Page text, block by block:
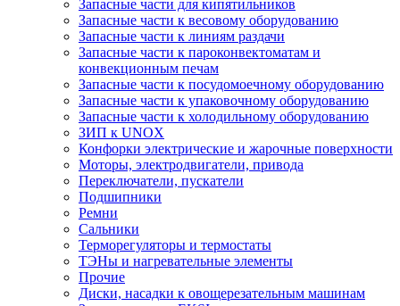
Запасные части для кипятильников
Запасные части к весовому оборудованию
Запасные части к линиям раздачи
Запасные части к пароконвектоматам и
конвекционным печам
Запасные части к посудомоечному оборудованию
Запасные части к упаковочному оборудованию
Запасные части к холодильному оборудованию
ЗИП к UNOX
Конфорки электрические и жарочные поверхности
Моторы, электродвигатели, привода
Переключатели, пускатели
Подшипники
Ремни
Сальники
Терморегуляторы и термостаты
ТЭНы и нагревательные элементы
Прочие
Диски, насадки к овощерезательным машинам